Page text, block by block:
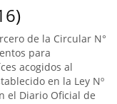
de la Circular N°
para
acogidos al
en la Ley Nº
el Diario Oficial de